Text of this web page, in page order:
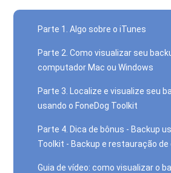
Parte 1. Algo sobre o iTunes
Parte 2. Como visualizar seu
computador Mac ou Windows
Parte 3. Localize e visualize seu
usando o FoneDog Toolkit
Parte 4. Dica de bônus - Backup
Toolkit - Backup e restauração de
Guia de vídeo: como visualizar o